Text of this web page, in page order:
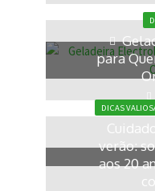
para
DICAS
verão:
aos 20